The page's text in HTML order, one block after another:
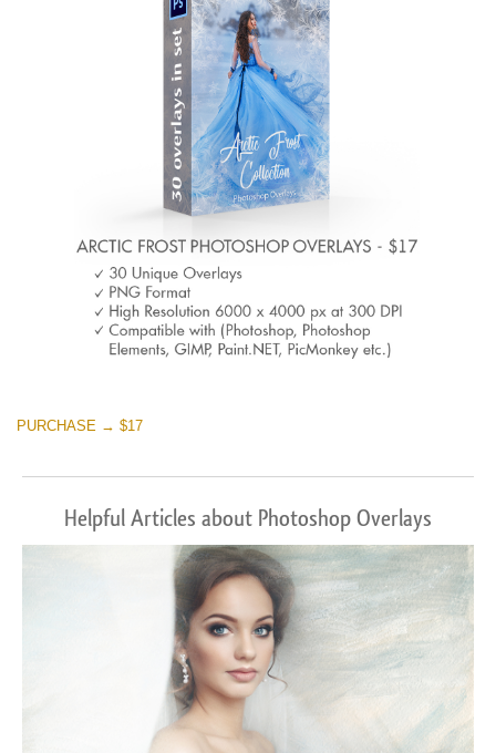
PURCHASE → $17
Helpful Articles about Photoshop Overlays